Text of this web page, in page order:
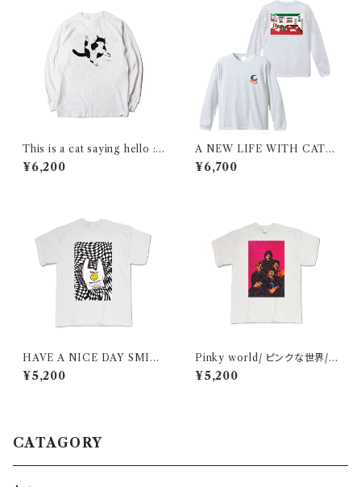
This is a cat saying hello :)
/ Long sleeve shirt / white
¥6,200
A NEW LIFE WITH CATS
/ Long sleeve shirt
¥6,700
HAVE A NICE DAY SMIL
E/ T-shirt
¥5,200
Pinky world/ ピンクな世界/
T-shirt
¥5,200
CATAGORY